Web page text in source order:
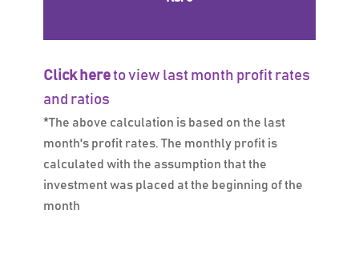
Click hereto view last month profit rates
and ratios
*The above calculation is based on the last
month's profit rates. The monthly profit is
calculated with the assumption that the
investment was placed at the beginning of the
month